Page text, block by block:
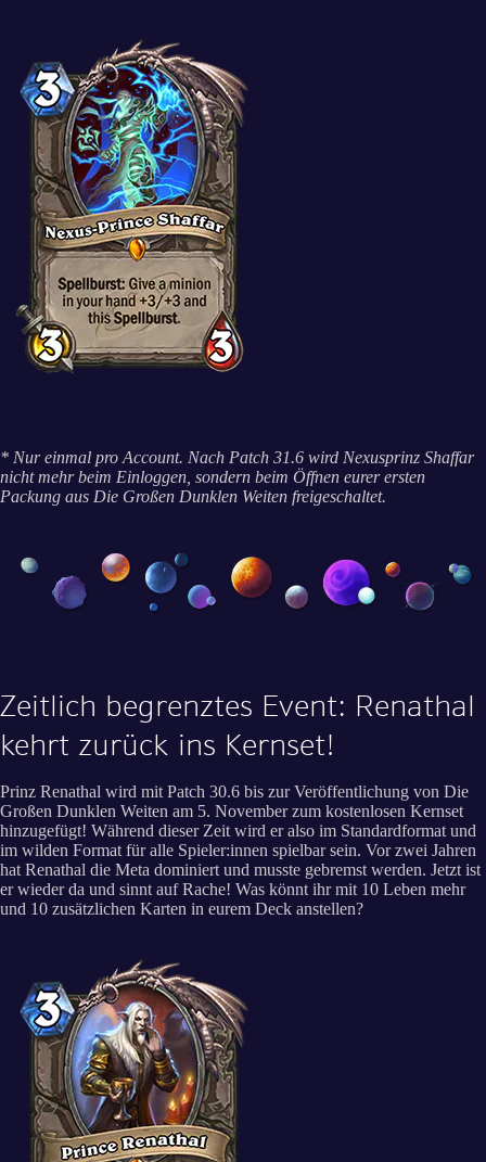
* Nur einmal pro Account. Nach Patch 31.6 wird Nexusprinz Shaffar
nicht mehr beim Einloggen, sondern beim Öffnen eurer ersten
Packung aus Die Großen Dunklen Weiten freigeschaltet.
Zeitlich begrenztes Event: Renathal
kehrt zurück ins Kernset!
Prinz Renathal wird mit Patch 30.6 bis zur Veröffentlichung von Die
Großen Dunklen Weiten am 5. November zum kostenlosen Kernset
hinzugefügt! Während dieser Zeit wird er also im Standardformat und
im wilden Format für alle Spieler:innen spielbar sein. Vor zwei Jahren
hat Renathal die Meta dominiert und musste gebremst werden. Jetzt ist
er wieder da und sinnt auf Rache! Was könnt ihr mit 10 Leben mehr
und 10 zusätzlichen Karten in eurem Deck anstellen?